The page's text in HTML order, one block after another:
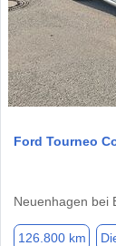
Ford Tourneo
Neuenhagen bei
126.800 km